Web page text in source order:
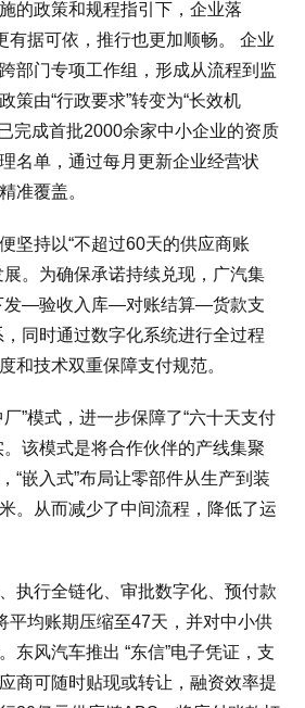
的政策和规程指引下，企业落
有据可依，推行也更加顺畅。 企业
部门专项工作组，形成从流程到监
策由“行政要求”转变为“长效机
完成首批2000余家中小企业的资质
名单，通过每月更新企业经营状
准覆盖。
坚持以“不超过60天的供应商账
展。为确保承诺持续兑现，广汽集
发—验收入库—对账结算—货款支
，同时通过数字化系统进行全过程
和技术双重保障支付规范。
”模式，进一步保障了“六十天支付
。该模式是将合作伙伴的产线集聚
“嵌入式”布局让零部件从生产到装
。从而减少了中间流程，降低了运
执行全链化、审批数字化、预付款
平均账期压缩至47天，并对中小供
东风汽车推出 “东信”电子凭证，支
商可随时贴现或转让，融资效率提